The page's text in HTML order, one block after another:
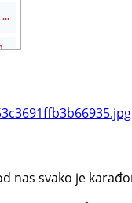
nas svako je